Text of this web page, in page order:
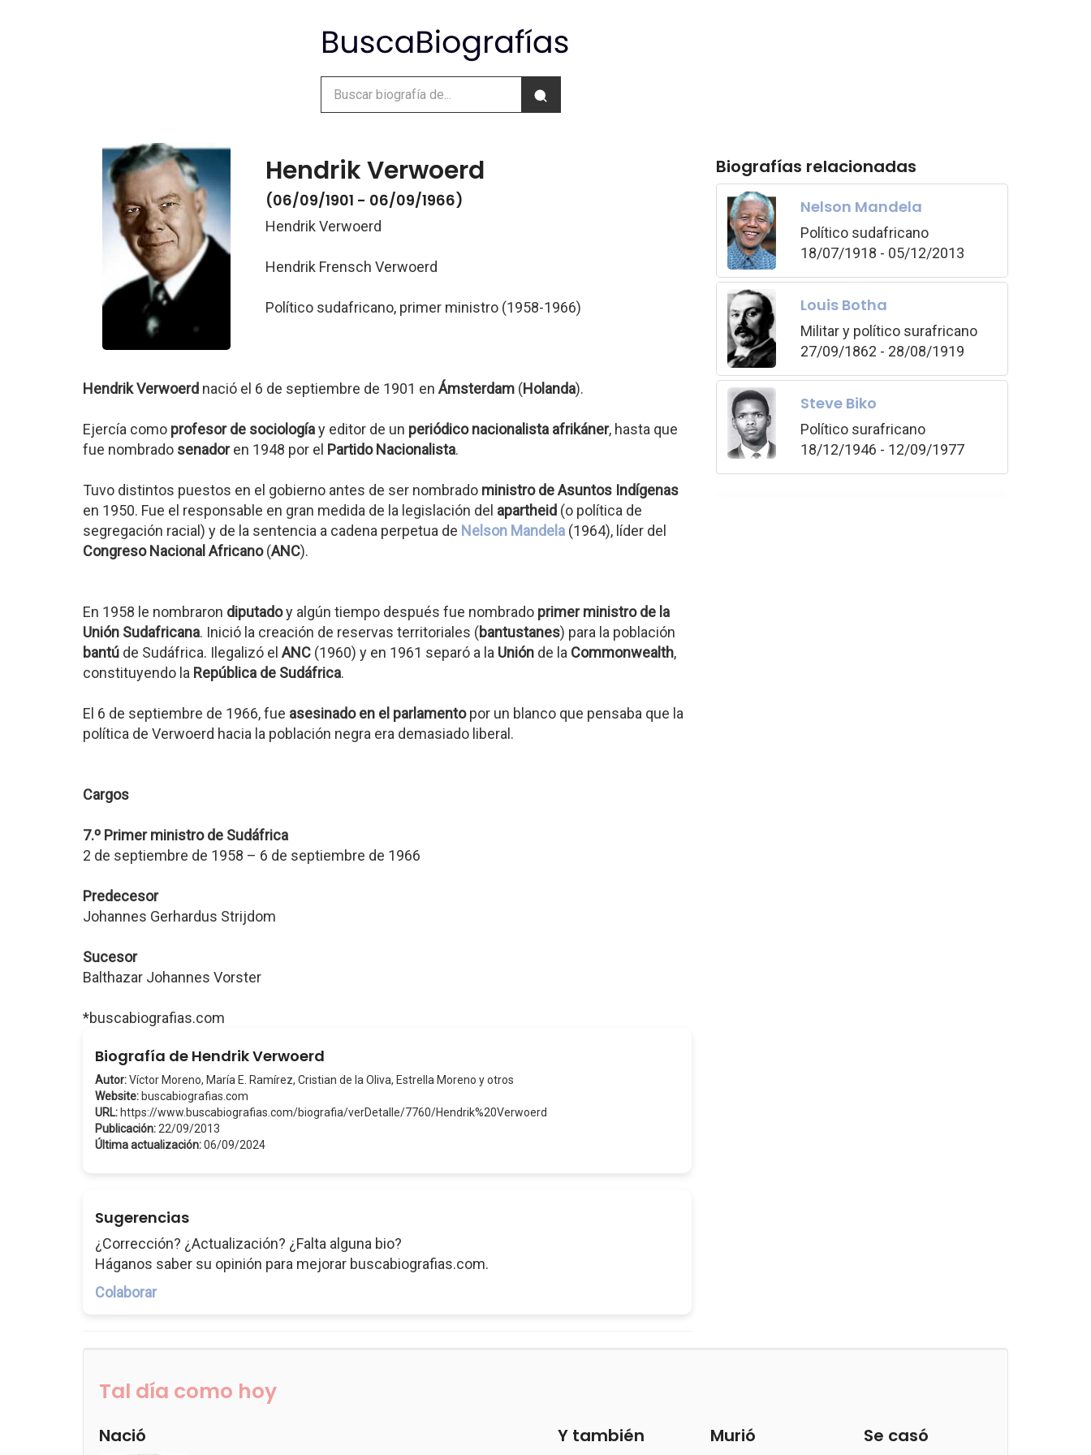
Hendrik Verwoerd
(06/09/1901 - 06/09/1966)
Hendrik Verwoerd
Hendrik Frensch Verwoerd
Político sudafricano, primer ministro (1958-1966)
Hendrik Verwoerd nació el 6 de septiembre de 1901 en Ámsterdam (Holanda).
Ejercía como profesor de sociologíay editor de un periódico nacionalista afrikáner, hasta que
fue nombrado senadoren 1948 por el Partido Nacionalista.
Tuvo distintos puestos en el gobierno antes de ser nombrado ministro de Asuntos Indígenas
en 1950. Fue el responsable en gran medida de la legislación del apartheid (o política de
segregación racial) y de la sentencia a cadena perpetua de Nelson Mandela (1964), líder del
Congreso Nacional Africano(ANC).
En 1958 le nombraron diputadoy algún tiempo después fue nombrado primer ministro de la
Unión Sudafricana. Inició la creación de reservas territoriales (bantustanes) para la población
bantú de Sudáfrica. Ilegalizó el ANC (1960) y en 1961 separó a la Unión de la Commonwealth,
constituyendo la República de Sudáfrica.
El 6 de septiembre de 1966, fue asesinado en el parlamentopor un blanco que pensaba que la
política de Verwoerd hacia la población negra era demasiado liberal.
Cargos
7.º Primer ministro de Sudáfrica
2 de septiembre de 1958 – 6 de septiembre de 1966
Predecesor
Johannes Gerhardus Strijdom
Sucesor
Balthazar Johannes Vorster
*buscabiografias.com
Biografía de Hendrik Verwoerd
Autor:Víctor Moreno, María E. Ramírez, Cristian de la Oliva, Estrella Moreno y otros
Website: buscabiografias.com
URL: https://www.buscabiografias.com/biografia/verDetalle/7760/Hendrik%20Verwoerd
Publicación: 22/09/2013
Última actualización:06/09/2024
Sugerencias
¿Corrección? ¿Actualización? ¿Falta alguna bio?
Háganos saber su opinión para mejorar buscabiografias.com.
Colaborar
Biografías relacionadas
Nelson Mandela
Político sudafricano
18/07/1918 - 05/12/2013
Louis Botha
Militar y político surafricano
27/09/1862 - 28/08/1919
Steve Biko
Político surafricano
18/12/1946 - 12/09/1977
Tal día como hoy
Nació Y también Murió Se casó